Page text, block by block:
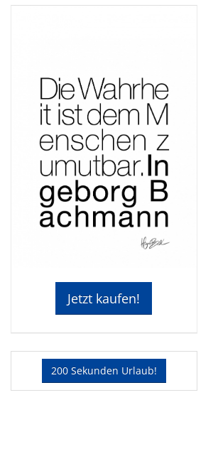
Jetzt kaufen!
200 Sekunden Urlaub!